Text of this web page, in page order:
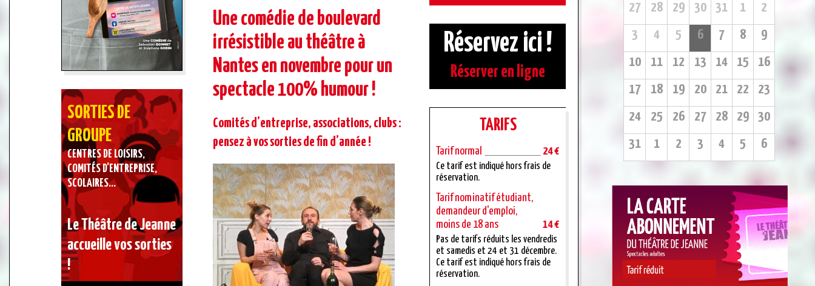
SORTIES DE
GROUPE
CENTRES DE LOISIRS,
COMITÉS D’ENTREPRISE,
SCOLAIRES…
Le Théâtre de Jeanne
accueille vos sorties
!
Une comédie de boulevard
irrésistible au théâtre à
Nantes en novembre pour un
spectacle 100% humour !
Comités d’entreprise, associations, clubs :
pensez à vos sorties de fin d’année !
Réservez ici !
Réserver en ligne
TARIFS
Tarif normal 24 €
Ce tarif est indiqué hors frais de
réservation.
Tarif nominatif étudiant,
demandeur d'emploi,
moins de 18 ans
14 €
Pas de tarifs réduits les vendredis
et samedis et 24 et 31 décembre.
Ce tarif est indiqué hors frais de
réservation.
27
28 29 30 31 1
2
3
4 5 6 7 8
9
10
11 12 13 14 15
16
17
18 19 20 21 22
23
24
25 26 27 28 29
30
31
1 2 3 4 5 6